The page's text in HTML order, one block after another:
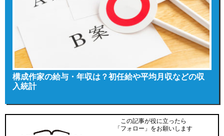
構成作家の給与・年収は？初任給や平均月収などの収
入統計
この記事が役に立ったら
「フォロー」をお願いします